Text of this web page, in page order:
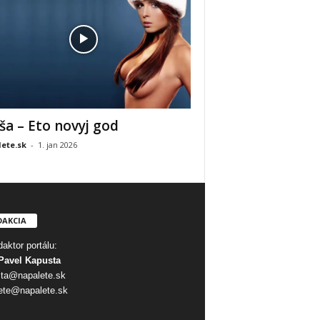
– Eto novyj god
- 1. jan 2026
portálu:
Kapusta